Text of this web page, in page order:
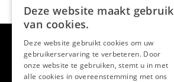
Deze website maakt gebruik
van cookies.
Deze website gebruikt cookies om uw
gebruikerservaring te verbeteren. Door
onze website te gebruiken, stemt u in met
alle cookies in overeenstemming met ons